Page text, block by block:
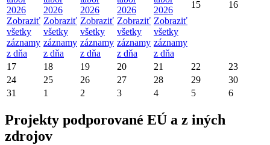
2026
Zobraziť
všetky
záznamy
z dňa
2026
Zobraziť
všetky
záznamy
z dňa
2026
Zobraziť
všetky
záznamy
z dňa
2026
Zobraziť
všetky
záznamy
z dňa
2026
Zobraziť
všetky
záznamy
z dňa
15 16
17 18 19 20 21 22
23
24
25 26 27 28 29
30
31
1 2 3 4 5 6
Projekty podporované EÚ a z iných
zdrojov